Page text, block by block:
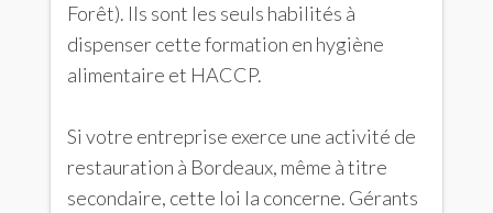
Forêt). Ils sont les seuls habilités à
dispenser cette formation en hygiène
alimentaire et HACCP.
Si votre entreprise exerce une activité de
restauration à Bordeaux, même à titre
secondaire, cette loi la concerne. Gérants